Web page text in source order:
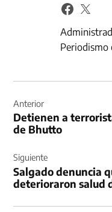
de
entradas
Anterior
Detienen a
de Bhutto
Siguiente
Salgado denuncia
deterioraron salud